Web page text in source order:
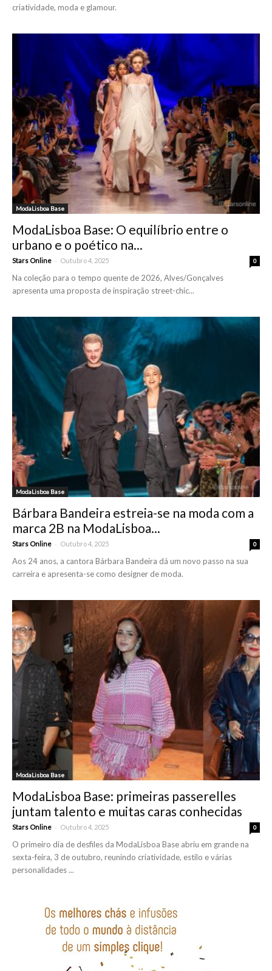
criatividade, moda e glamour.
ModaLisboa Base
ModaLisboa Base: O equilíbrio entre o
urbano e o poético na...
Stars Online - Outubro 4, 2025 0
Na coleção para o tempo quente de 2026, Alves/Gonçalves
apresenta uma proposta de inspiração street-chic...
ModaLisboa Base
Bárbara Bandeira estreia-se na moda com a
marca 2B na ModaLisboa...
Stars Online - Outubro 4, 2025 0
Aos 24 anos, a cantora Bárbara Bandeira dá um novo passo na sua
carreira e apresenta-se como designer de moda.
ModaLisboa Base
ModaLisboa Base: primeiras passerelles
juntam talento e muitas caras conhecidas
Stars Online - Outubro 4, 2025 0
O primeiro dia de desfiles da ModaLisboa Base abriu em grande na
sexta-feira, 3 de outubro, reunindo criatividade, estilo e várias
personalidades ...